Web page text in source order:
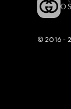
© 2016 -